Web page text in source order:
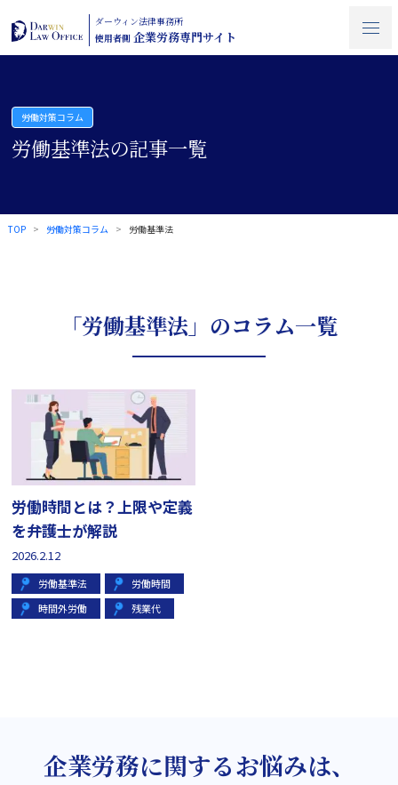
ダーウィン法律事務所
使用者側 企業労務専門サイト
労働対策コラム
労働基準法の記事一覧
TOP 労働対策コラム 労働基準法
「労働基準法」のコラム一覧
労働時間とは？上限や定義
を弁護士が解説
2026.2.12
労働基準法
労働時間
時間外労働
残業代
企業労務に関するお悩みは、